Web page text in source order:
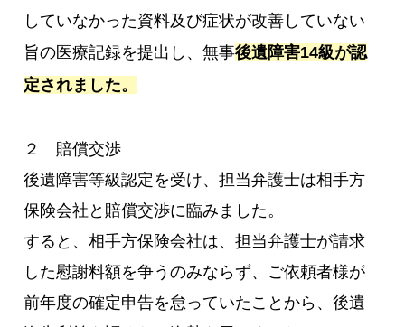
していなかった資料及び症状が改善していない
旨の医療記録を提出し、無事後遺障害14級が認
定されました。
２ 賠償交渉
後遺障害等級認定を受け、担当弁護士は相手方
保険会社と賠償交渉に臨みました。
すると、相手方保険会社は、担当弁護士が請求
した慰謝料額を争うのみならず、ご依頼者様が
前年度の確定申告を怠っていたことから、後遺